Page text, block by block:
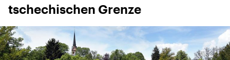
tschechischen Grenze